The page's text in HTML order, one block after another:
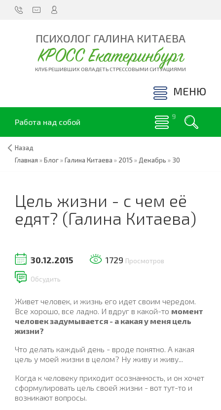
ПСИХОЛОГ ГАЛИНА КИТАЕВА
КРОСС Екатеринбург
КЛУБ РЕШИВШИХ ОВЛАДЕТЬ СТРЕССОВЫМИ СИТУАЦИЯМИ
МЕНЮ
Работа над собой
Назад
Главная »Блог»Галина Китаева » 2015 » Декабрь » 30
Цель жизни - с чем её
едят? (Галина Китаева)
30.12.2015 1729 Просмотров
Обсудить
Живет человек, и жизнь его идет своим чередом.
Все хорошо, все ладно. И вдруг в какой-то момент
человек задумывается - а какая у меня цель
жизни?
Что делать каждый день - вроде понятно. А какая
цель у моей жизни в целом? Ну живу и живу...
Когда к человеку приходит осознанность, и он хочет
сформулировать цель своей жизни - вот тут-то и
возникают вопросы.